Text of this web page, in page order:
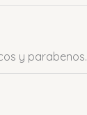
y parabenos.